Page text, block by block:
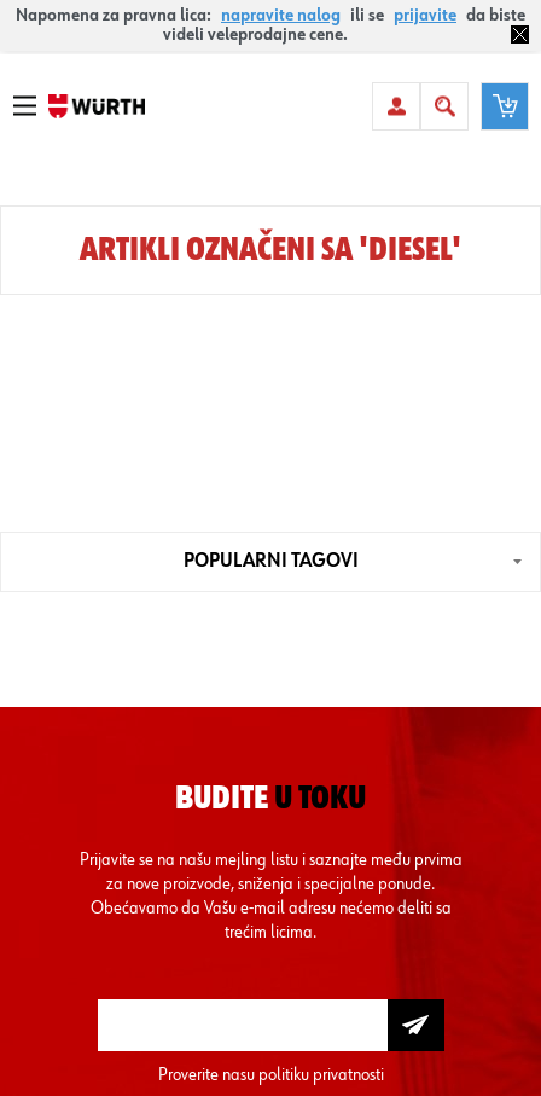
Napomena za pravna lica: napravite nalog ili se prijavite da biste
videli veleprodajne cene.
ARTIKLI OZNAČENI SA 'DIESEL'
POPULARNI TAGOVI
BUDITE U TOKU
Prijavite se na našu mejling listu i saznajte među prvima
za nove proizvode, sniženja i specijalne ponude.
Obećavamo da Vašu e-mail adresu nećemo deliti sa
trećim licima.
Proverite nasu politiku privatnosti